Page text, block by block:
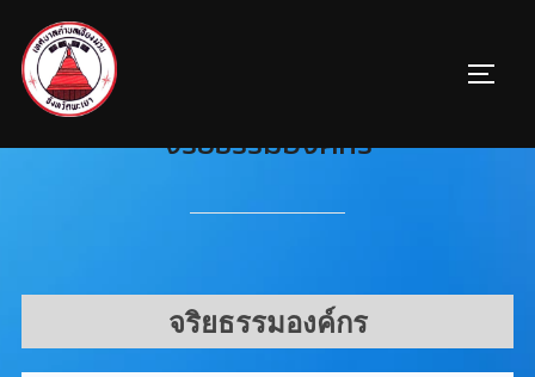
จริยธรรมองค์กร
จริยธรรมองค์กร